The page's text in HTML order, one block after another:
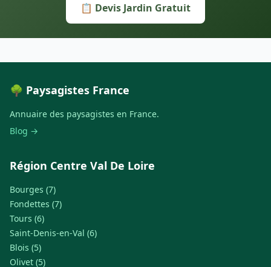
📋 Devis Jardin Gratuit
🌳 Paysagistes France
Annuaire des paysagistes en France.
Blog →
Région Centre Val De Loire
Bourges (7)
Fondettes (7)
Tours (6)
Saint-Denis-en-Val (6)
Blois (5)
Olivet (5)